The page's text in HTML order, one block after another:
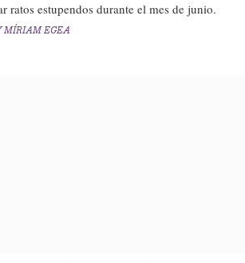
ratos estupendos durante el mes de junio.
MÍRIAM EGEA